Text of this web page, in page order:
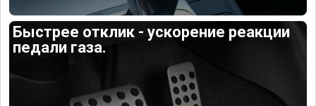
Быстрее отклик - ускорение реакции
педали газа.